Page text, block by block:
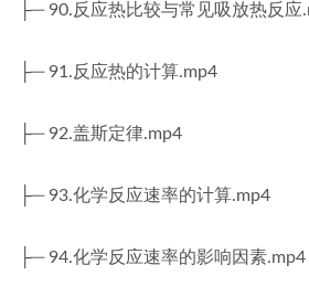
├─ 90.反应热比较与常见吸放热反应
├─ 91.反应热的计算.mp4
├─ 92.盖斯定律.mp4
├─ 93.化学反应速率的计算.mp4
├─ 94.化学反应速率的影响因素.mp4